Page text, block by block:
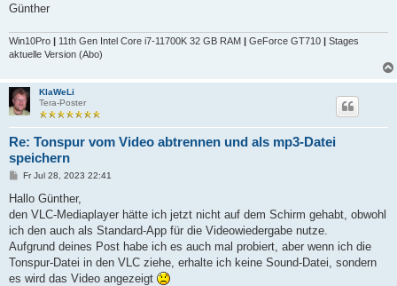
Günther
Win10Pro 11th Gen Intel Core i7-11700K 32 GB RAM GeForce GT710
Stages
aktuelle Version (Abo)
KlaWeLi
Tera-Poster
Re: Tonspur vom Video abtrennen und als mp3-Datei
speichern
B
i
r
a
Fr Jul 28, 2023 22:41
Hallo Günther,
den VLC-Mediaplayer hätte ich jetzt nicht auf dem Schirm gehabt, obwohl
ich den auch als Standard-App für die Videowiedergabe nutze.
Aufgrund deines Post habe ich es auch mal probiert, aber wenn ich die
Tonspur-Datei in den VLC ziehe, erhalte ich keine Sound-Datei, sondern
es wird das Video angezeigt